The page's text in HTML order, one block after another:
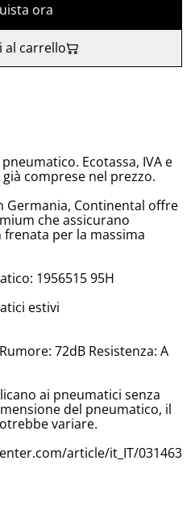
ora
al carrello
Ecotassa, IVA e
comprese nel prezzo.
Germania, Continental offre
che assicurano
per la massima
1956515 95H
estivi
72dB Resistenza: A
ai pneumatici senza
del pneumatico, il
variare.
article/it_IT/031463